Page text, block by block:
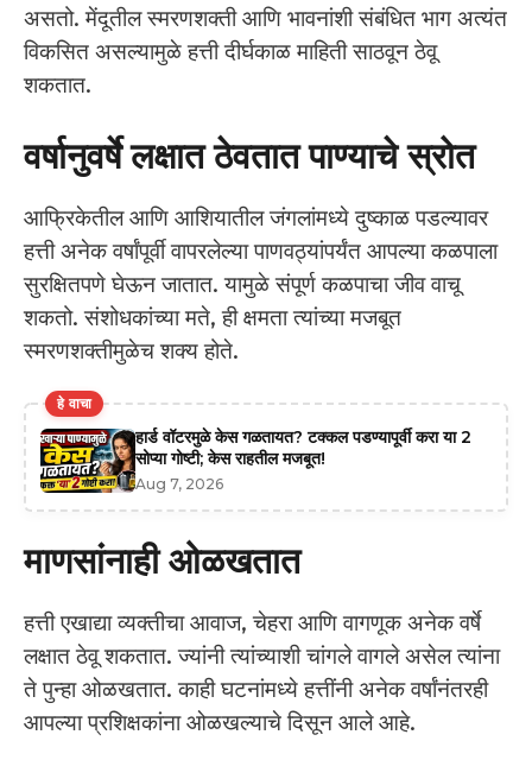
असतो. मेंदूतील स्मरणशक्ती आणि भावनांशी संबंधित भाग अत्यंत
विकसित असल्यामुळे हत्ती दीर्घकाळ माहिती साठवून ठेवू
शकतात.
वर्षानुवर्षे लक्षात ठेवतात पाण्याचे स्रोत
आफ्रिकेतील आणि आशियातील जंगलांमध्ये दुष्काळ पडल्यावर
हत्ती अनेक वर्षांपूर्वी वापरलेल्या पाणवठ्यांपर्यंत आपल्या कळपाला
सुरक्षितपणे घेऊन जातात. यामुळे संपूर्ण कळपाचा जीव वाचू
शकतो. संशोधकांच्या मते, ही क्षमता त्यांच्या मजबूत
स्मरणशक्तीमुळेच शक्य होते.
हे वाचा
हार्ड वॉटरमुळे केस गळतायत? टक्कल पडण्यापूर्वी करा या 2
सोप्या गोष्टी; केस राहतील मजबूत!
Aug 7, 2026
माणसांनाही ओळखतात
हत्ती एखाद्या व्यक्तीचा आवाज, चेहरा आणि वागणूक अनेक वर्षे
लक्षात ठेवू शकतात. ज्यांनी त्यांच्याशी चांगले वागले असेल त्यांना
ते पुन्हा ओळखतात. काही घटनांमध्ये हत्तींनी अनेक वर्षांनंतरही
आपल्या प्रशिक्षकांना ओळखल्याचे दिसून आले आहे.